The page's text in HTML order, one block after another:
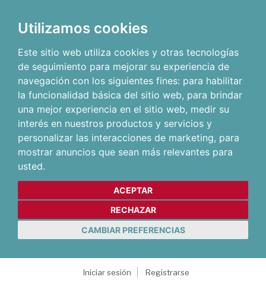
Utilizamos cookies
Este sitio web utiliza cookies y otras tecnologías
de seguimiento para mejorar su experiencia de
navegación con los siguientes fines: para habilitar
la funcionalidad básica del sitio web, para brindar
una mejor experiencia en el sitio web, medir su
interés en nuestros productos y servicios y
personalizar las interacciones de marketing, para
mostrar anuncios que sean más relevantes para
usted.
ACEPTAR
RECHAZAR
CAMBIAR PREFERENCIAS
Iniciar sesión
Registrarse